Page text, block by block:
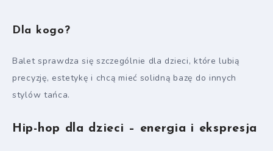
Dla kogo?
Balet sprawdza się szczególnie dla dzieci, które lubią
precyzję, estetykę i chcą mieć solidną bazę do innych
stylów tańca.
Hip-hop dla dzieci – energia i ekspresja